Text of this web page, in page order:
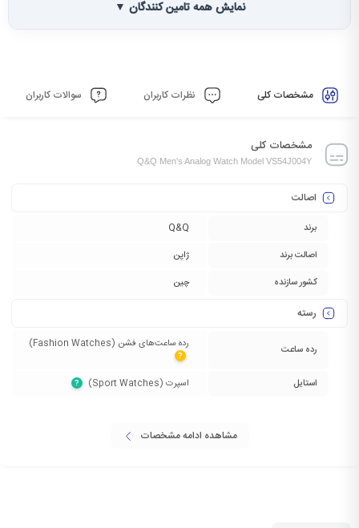
نمایش همه تامین کنندگان ▼
مشخصات کلی نظرات کاربران سوالات کاربران
مشخصات کلی
Q&Q Men's Analog Watch Model VS54J004Y
اصالت
برند
Q&Q
اصالت برند
ژاپن
کشور سازنده
چین
رسته
رده ساعت رده ساعت‌های فشن (Fashion Watches)‏
?
استایل اسپرت (Sport Watches)‏ ?
مشاهده ادامه مشخصات